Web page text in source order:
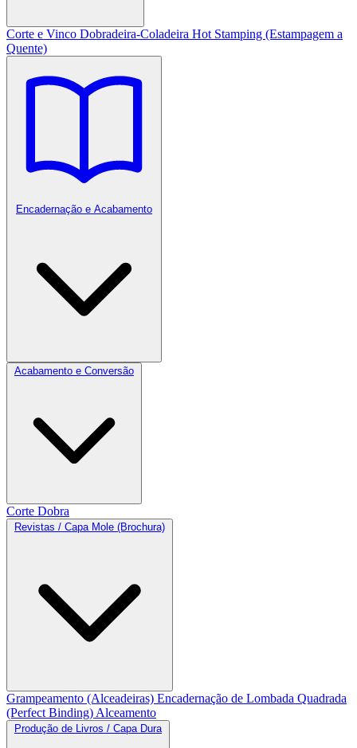
Corte e Vinco Dobradeira-Coladeira Hot Stamping (Estampagem a
Quente)
Encadernação e Acabamento
Acabamento e Conversão
Corte Dobra
Revistas / Capa Mole (Brochura)
Grampeamento (Alceadeiras) Encadernação de Lombada Quadrada
(Perfect Binding) Alceamento
Produção de Livros / Capa Dura